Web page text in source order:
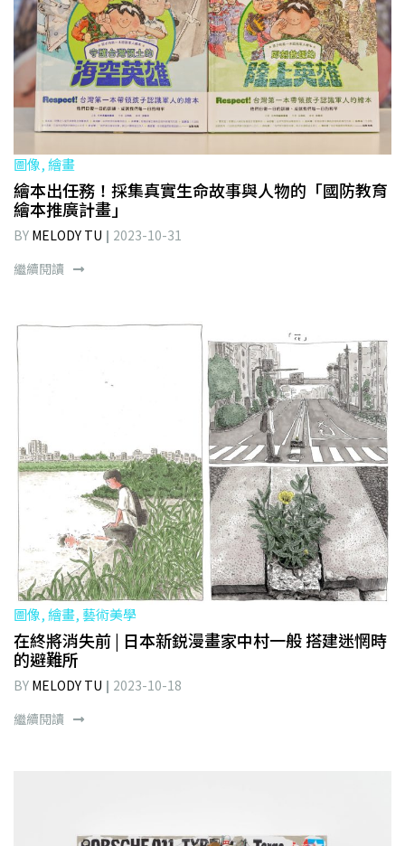
圖像, 繪畫
繪本出任務！採集真實生命故事與人物的「國防教育
繪本推廣計畫」
BY MELODY TU
2023-10-31
繼續閱讀
圖像, 繪畫, 藝術美學
在終將消失前 | 日本新鋭漫畫家中村一般 搭建迷惘時
的避難所
BY MELODY TU
2023-10-18
繼續閱讀